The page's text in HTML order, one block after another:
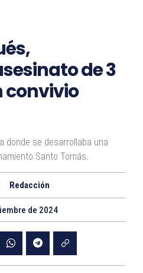
de 3
convivio
donde se desarrollaba una
Santo Tomás.
Redacción
de 2024